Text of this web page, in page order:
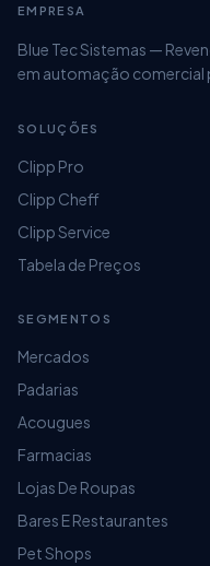
EMPRESA
Blue Tec Sistemas —
em automação comercial
SOLUÇÕES
Clipp Pro
Clipp Cheff
Clipp Service
Tabela de Preços
SEGMENTOS
Mercados
Padarias
Acougues
Farmacias
Lojas De Roupas
Bares E Restaurantes
Pet Shops